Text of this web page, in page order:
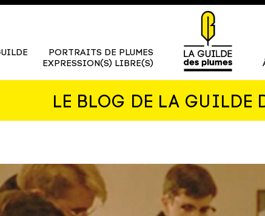
PORTRAITS DE PLUMES
EXPRESSION(S) LIBRE(S)
LE BLOG DE LA GUILDE